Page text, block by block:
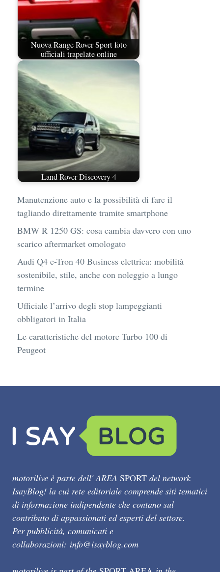
Nuova Range Rover Sport foto
ufficiali trapelate online
Land Rover Discovery 4
Manutenzione auto e la possibilità di fare il
tagliando direttamente tramite smartphone
BMW R 1250 GS: cosa cambia davvero con uno
scarico aftermarket omologato
Audi Q4 e-Tron 40 Business elettrica: mobilità
sostenibile, stile, anche con noleggio a lungo
termine
Ufficiale l’arrivo degli stop lampeggianti
obbligatori in Italia
Le caratteristiche del motore Turbo 100 di
Peugeot
motorilive è parte dell' AREA SPORT del network
IsayBlog! la cui rete editoriale comprende siti tematici
di informazione indipendente che contano sul
contributo di appassionati ed esperti del settore.
Per pubblicità, comunicati e
collaborazioni: info@isayblog.com